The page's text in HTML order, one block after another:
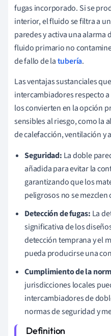
fugas incorporado. Si se
interior, el fluido se filtra a
paredes y activa una alarma
fluido primario no
de fallo de latubería.
Las ventajas sustanciales
intercambiadores respecto
los convierten en la opción
sensibles al riesgo, como la
de calefacción, ventilación y
Seguridad: La doble
añadida para evitar la
garantizando que los
peligrosos no se mezclen
Detección de fugas: La
significativa de los
detección temprana y el
pueda producirse una
Cumplimiento de la
jurisdicciones locales
intercambiadores de
normas de seguridad y